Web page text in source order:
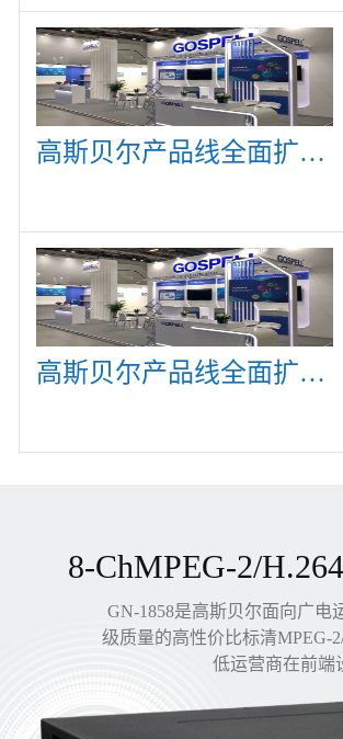
高斯贝尔产品线全面扩展，众多新产品亮相CommunicAsia 2019
高斯贝尔产品线全面扩展，众多新产品亮相CommunicAsia 2019
8-ChMPEG-2/
GN-1858是高斯贝尔面向广电
级质量的高性价比标清MPEG-
低运营商在前端